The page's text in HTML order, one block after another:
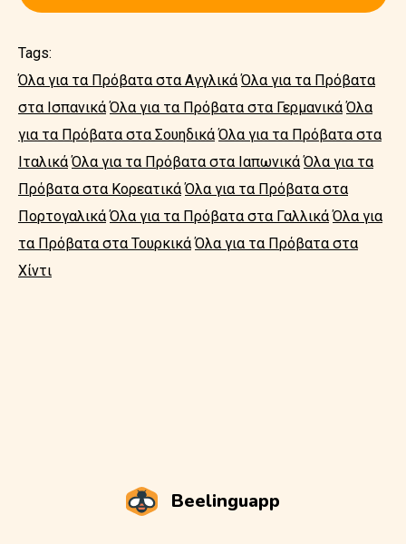
Tags:
Όλα για τα Πρόβατα στα Αγγλικά Όλα για τα Πρόβατα
στα Ισπανικά Όλα για τα Πρόβατα στα Γερμανικά Όλα
για τα Πρόβατα στα Σουηδικά Όλα για τα Πρόβατα στα
Ιταλικά Όλα για τα Πρόβατα στα Ιαπωνικά Όλα για τα
Πρόβατα στα Κορεατικά Όλα για τα Πρόβατα στα
Πορτογαλικά Όλα για τα Πρόβατα στα Γαλλικά Όλα για
τα Πρόβατα στα Τουρκικά Όλα για τα Πρόβατα στα
Χίντι
Beelinguapp